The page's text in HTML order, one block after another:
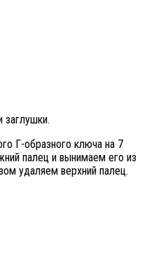
заглушки.
Г-образного ключа на 7
палец и вынимаем его из
удаляем верхний палец.